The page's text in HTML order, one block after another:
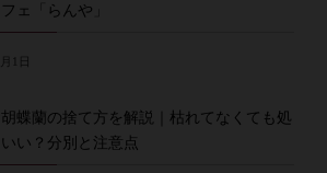
ェ「らんや」
1日
蝶蘭の捨て方を解説｜枯れてなくても処
い？分別と注意点